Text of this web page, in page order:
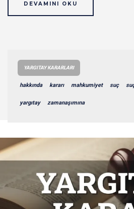
DEVAMINI OKU
YARGITAY KARARLARI
hakkında kararı mahkumiyet suç
yargıtay zamanaşımına